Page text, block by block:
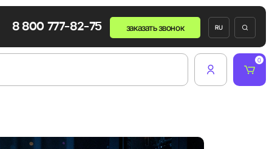
8 800 777-82-75 заказать звонок RU
0